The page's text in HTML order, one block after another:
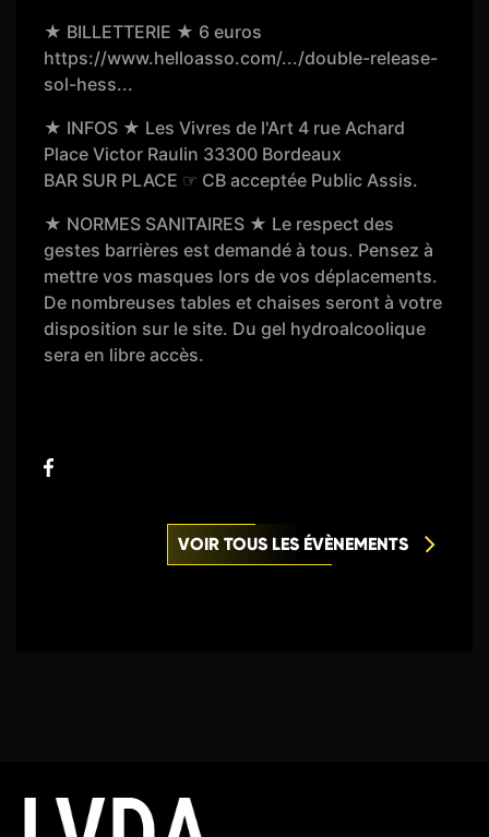
★ BILLETTERIE ★ 6 euros
https://www.helloasso.com/.../double-release-
sol-hess...
★ INFOS ★ Les Vivres de l'Art 4 rue Achard
Place Victor Raulin 33300 Bordeaux
BAR SUR PLACE ☞ CB acceptée Public Assis.
★ NORMES SANITAIRES ★ Le respect des
gestes barrières est demandé à tous. Pensez à
mettre vos masques lors de vos déplacements.
De nombreuses tables et chaises seront à votre
disposition sur le site. Du gel hydroalcoolique
sera en libre accès.
VOIR TOUS LES ÉVÈNEMENTS